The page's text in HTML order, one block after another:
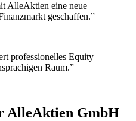
AlleAktien eine neue
geschaffen.”
professionelles Equity
Raum.”
AlleAktien GmbH